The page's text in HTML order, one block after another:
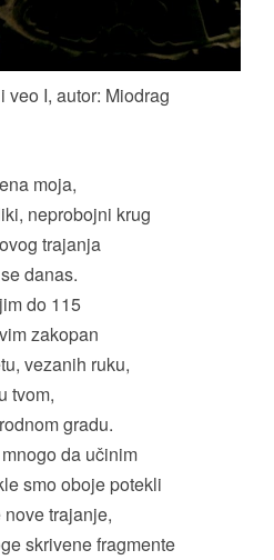
veo I, autor: Miodrag
moja,
neprobojni krug
trajanja
danas.
do 115
zakopan
vezanih ruku,
u tvom,
gradu.
da učinim
smo oboje potekli
trajanje,
skrivene fragmente